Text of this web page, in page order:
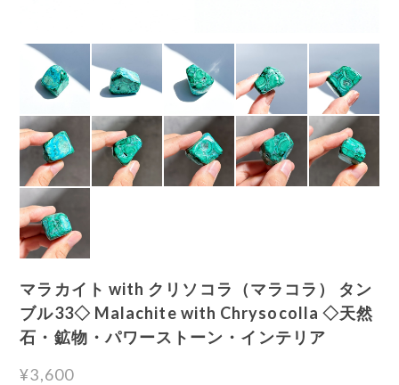
マラカイト with クリソコラ（マラコラ） タン
ブル33◇ Malachite with Chrysocolla ◇天然
石・鉱物・パワーストーン・インテリア
¥3,600